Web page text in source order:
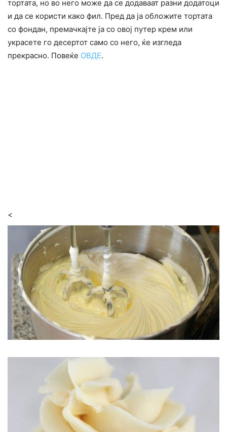
тортата, но во него може да се додаваат разни додатоци
и да се користи како фил. Пред да ја обложите тортата
со фондан, премачкајте ја со овој путер крем или
украсете го десертот само со него, ќе изгледа
прекрасно. Повеќе ОВДЕ.
<